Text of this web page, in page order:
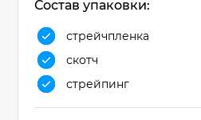
Состав упаковки:
стрейчпленка
скотч
стрейпинг